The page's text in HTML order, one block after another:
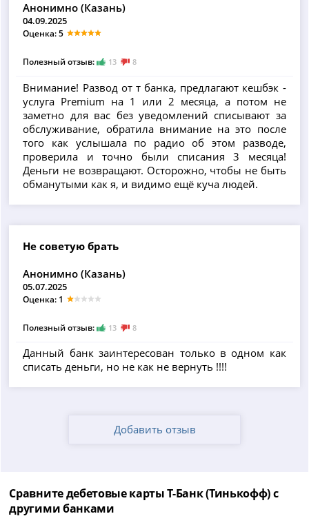
Анонимно (Казань)
04.09.2025
Оценка: 5
Полезный отзыв: 13 8
Внимание! Развод от т банка, предлагают кешбэк -
услуга Premium на 1 или 2 месяца, а потом не
заметно для вас без уведомлений списывают за
обслуживание, обратила внимание на это после
того как услышала по радио об этом разводе,
проверила и точно были списания 3 месяца!
Деньги не возвращают. Осторожно, чтобы не быть
обманутыми как я, и видимо ещё куча людей.
Не советую брать
Анонимно (Казань)
05.07.2025
Оценка: 1
Полезный отзыв: 13 8
Данный банк заинтересован только в одном как
списать деньги, но не как не вернуть !!!!
Добавить отзыв
Сравните дебетовые карты Т-Банк (Тинькофф) с
другими банками